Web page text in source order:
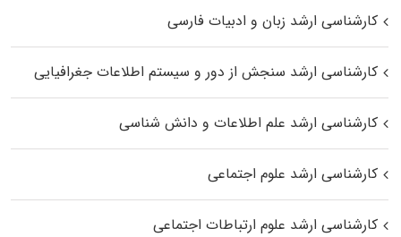
کارشناسی ارشد زبان و ادبیات فارسی
کارشناسی ارشد سنجش از دور و سیستم اطلاعات جغرافیایی
کارشناسی ارشد علم اطلاعات و دانش شناسی
کارشناسی ارشد علوم اجتماعی
کارشناسی ارشد علوم ارتباطات اجتماعی